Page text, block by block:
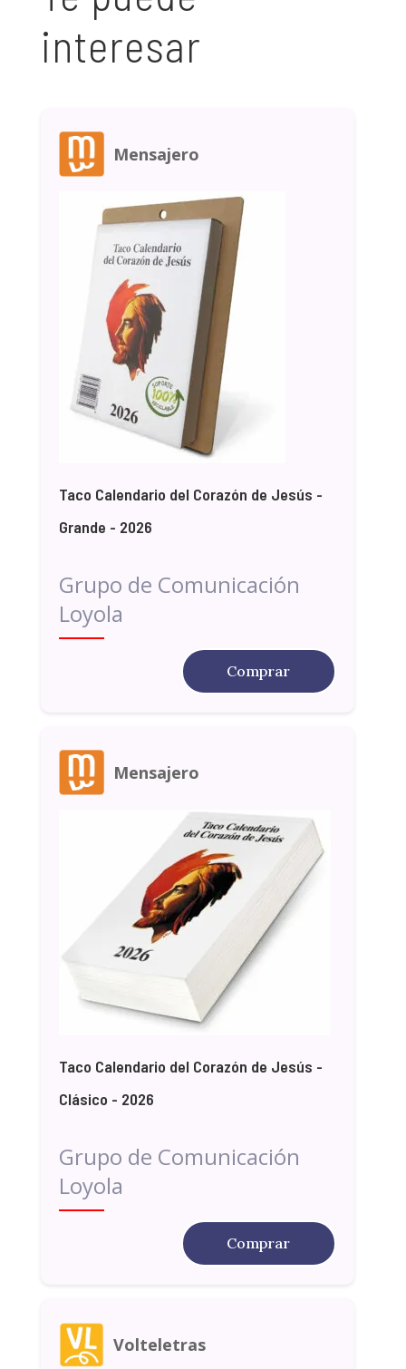
interesar
Mensajero
Taco Calendario del Corazón de Jesús -
Grande - 2026
Grupo de Comunicación
Loyola
Comprar
Mensajero
Taco Calendario del Corazón de Jesús -
Clásico - 2026
Grupo de Comunicación
Loyola
Comprar
Volteletras